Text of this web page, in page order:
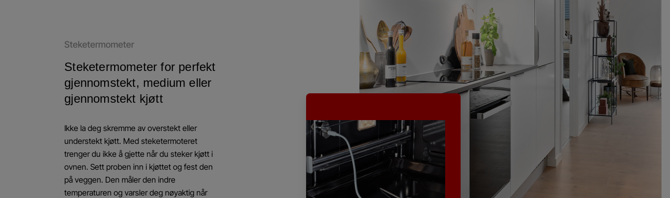
Steketermometer
Steketermometer for perfekt
gjennomstekt, medium eller
gjennomstekt kjøtt
Ikke la deg skremme av overstekt eller
understekt kjøtt. Med steketermoteret
trenger du ikke å gjette når du steker kjøtt i
ovnen. Sett proben inn i kjøttet og fest den
på veggen. Den måler den indre
temperaturen og varsler deg nøyaktig når